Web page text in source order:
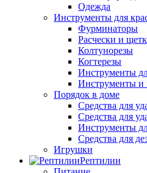
Одежда
Инструменты для
Фурминаторы
Расчески и
Колтунорезы
Когтерезы
Инструменты
Инструменты и
Порядок в доме
Средства для
Средства для
Инструменты
Средства для
Игрушки
Рептилии